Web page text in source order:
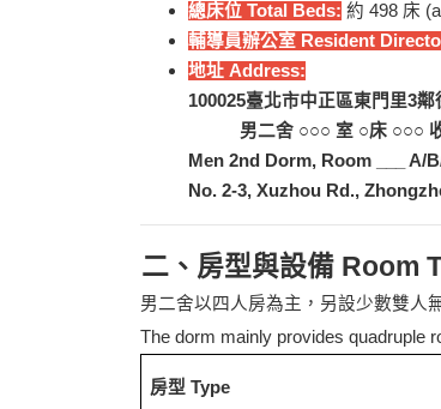
總床位 Total Beds: 約 498 床
輔導員辦公室 Resident
地址 Address:
100025臺北市中正區東門里3鄰
男二舍 ○○○ 室 ○床 ○○○
Men 2nd Dorm, Room ___ A/
No. 2-3, Xuzhou Rd.,
二、房型與設備 Room
男二舍以四人房為主，另設少數雙人
The dorm mainly provides quadruple
房型 Type